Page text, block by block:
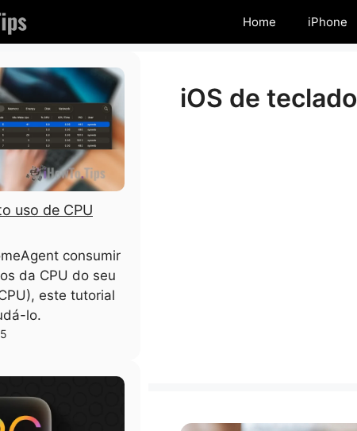
Home iPhone
iOS de teclado
uso de CPU
consumir
da CPU do seu
este tutorial
lo.